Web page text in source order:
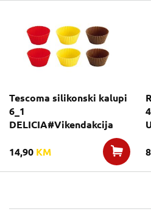
Tescoma silikonski kalupi
6_1
DELICIA#Vikendakcija
14,90 KM